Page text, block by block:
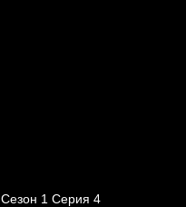
Сезон 1 Серия 4